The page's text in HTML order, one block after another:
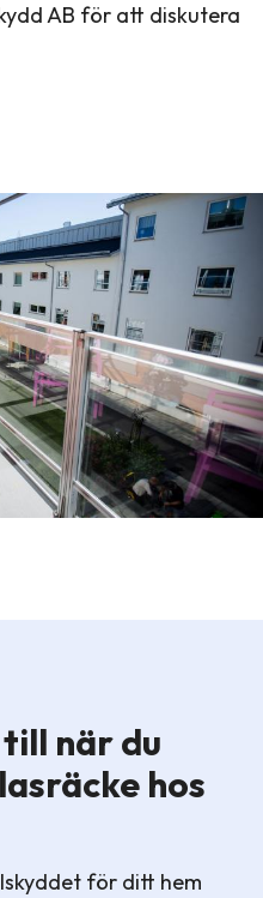
AB för att diskutera
när du
hos
för ditt hem